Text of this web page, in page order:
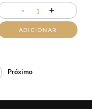
- 1 +
ADICIONAR
Próximo